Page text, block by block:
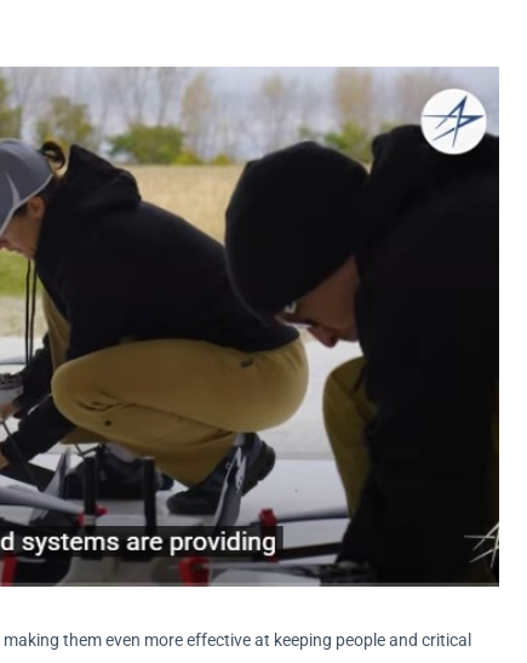
them even more effective at keeping people and critical